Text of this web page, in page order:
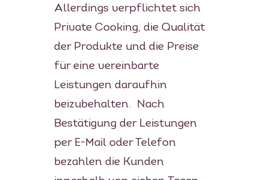
Allerdings verpflichtet sich
Private Cooking, die Qualität
der Produkte und die Preise
für eine vereinbarte
Leistungen daraufhin
beizubehalten. Nach
Bestätigung der Leistungen
per E-Mail oder Telefon
bezahlen die Kunden